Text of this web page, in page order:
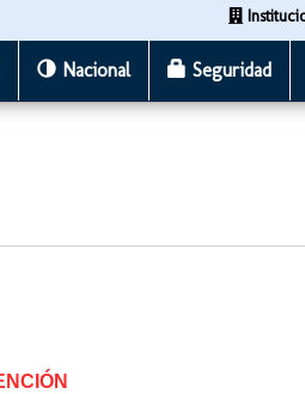
Nacional Seguridad